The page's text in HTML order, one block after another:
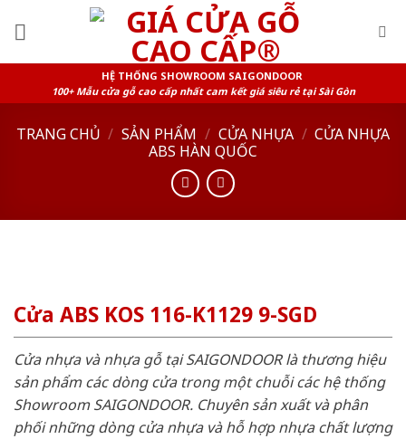
HỆ THỐNG SHOWROOM SAIGONDOOR
100+ Mẫu cửa gỗ cao cấp nhất cam kết giá siêu rẻ tại Sài Gòn
TRANG CHỦ / SẢN PHẨM / CỬA NHỰA / CỬA NHỰA
ABS HÀN QUỐC
Cửa ABS KOS 116-K1129 9-SGD
Cửa nhựa và nhựa gỗ tại SAIGONDOOR là thương hiệu
sản phẩm các dòng cửa trong một chuỗi các hệ thống
Showroom SAIGONDOOR. Chuyên sản xuất và phân
phối những dòng cửa nhựa và hỗ hợp nhựa chất lượng